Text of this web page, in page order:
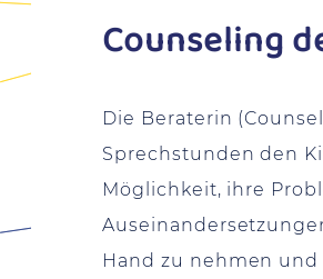
Counseling
Die Beraterin
Sprechstunden den
Möglichkeit, ihre
Hand zu nehmen und